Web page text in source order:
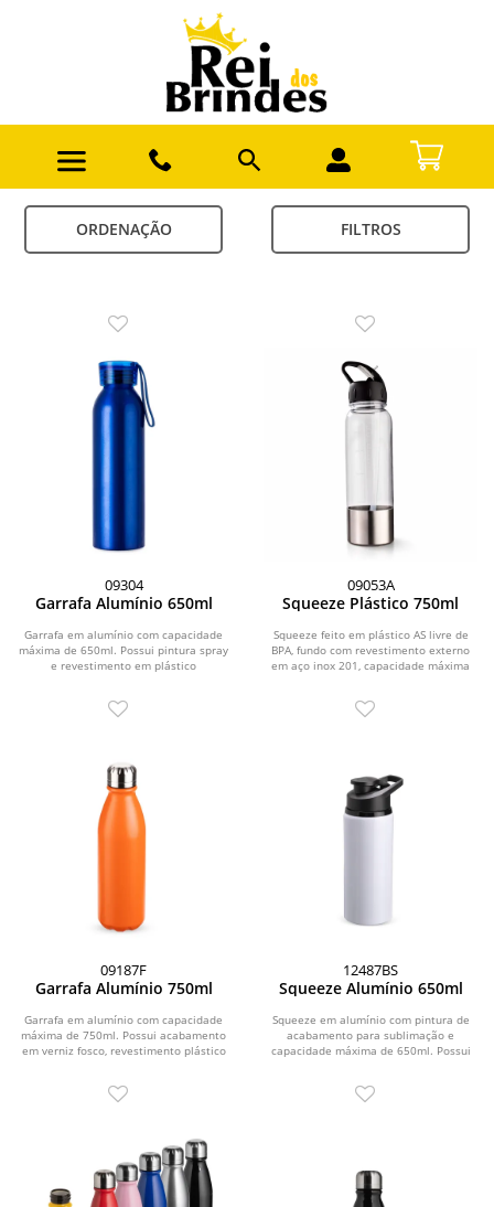
ORDENAÇÃO FILTROS
09304
Garrafa Alumínio 650ml
Garrafa em alumínio com capacidade
máxima de 650ml. Possui pintura spray
e revestimento em plástico
09053A
Squeeze Plástico 750ml
Squeeze feito em plástico AS livre de
BPA, fundo com revestimento externo
em aço inox 201, capacidade máxima
09187F
Garrafa Alumínio 750ml
Garrafa em alumínio com capacidade
máxima de 750ml. Possui acabamento
em verniz fosco, revestimento plástico
12487BS
Squeeze Alumínio 650ml
Squeeze em alumínio com pintura de
acabamento para sublimação e
capacidade máxima de 650ml. Possui